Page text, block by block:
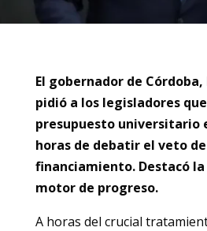
El gobernador de
pidió a los legisladores
presupuesto universitario
horas de debatir el veto
financiamiento. Destacó
motor de progreso.
A horas del crucial